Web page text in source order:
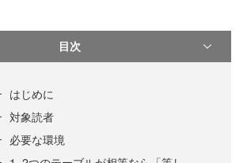
目次
はじめに
対象読者
必要な環境